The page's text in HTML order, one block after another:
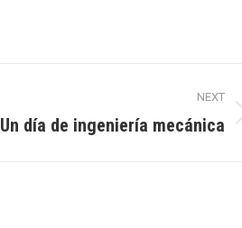
NEXT
Un día de ingeniería mecánica